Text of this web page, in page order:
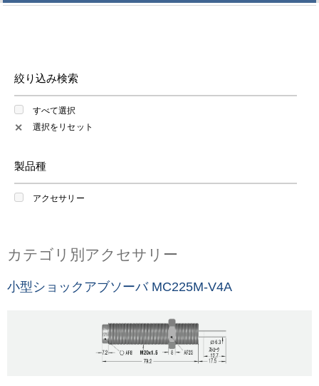
絞り込み検索
すべて選択
✕ 選択をリセット
製品種
アクセサリー
カテゴリ別アクセサリー
小型ショックアブソーバ MC225M-V4A